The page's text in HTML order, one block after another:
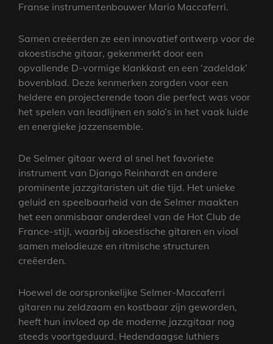
Franse instrumentenbouwer Mario Maccaferri.
Samen creëerden ze een innovatief ontwerp voor de
akoestische gitaar, gekenmerkt door een
opvallende D-vormige klankkast en een ‘zadeldak’
bovenblad. Deze kenmerken zorgden voor een
heldere en projecterende toon die perfect was voor
het spelen van leadlijnen en solo’s in het vaak luide
en energieke jazzensemble.
De Selmer gitaar werd al snel het favoriete
instrument van Django Reinhardt en andere
prominente jazzgitaristen uit die tijd. Het unieke
geluid en speelbaarheid van de Selmer maakten
het een onmisbaar onderdeel van de Hot Club de
France-stijl, waarbij akoestische gitaren en viool
samen melodieuze en ritmische structuren
creëerden.
Hoewel de oorspronkelijke Selmer-Maccaferri
gitaren nu zeldzaam en kostbaar zijn geworden,
heeft hun invloed op de moderne jazzgitaar nog
steeds voortgeduurd. Hedendaagse luthiers